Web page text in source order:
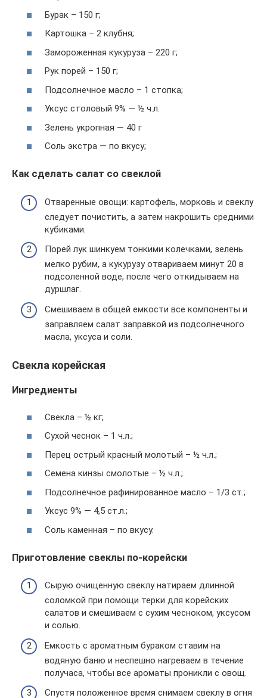
Бурак – 150 г;
Картошка – 2 клубня;
Замороженная кукуруза – 220 г;
Рук порей – 150 г;
Подсолнечное масло – 1 стопка;
Уксус столовый 9% — ½ ч.л.
Зелень укропная — 40 г
Соль экстра — по вкусу;
Как сделать салат со свеклой
Отваренные овощи: картофель, морковь и свеклу
следует почистить, а затем накрошить средними
кубиками.
Порей лук шинкуем тонкими колечками, зелень
мелко рубим, а кукурузу отвариваем минут 20 в
подсоленной воде, после чего откидываем на
дуршлаг.
Смешиваем в общей емкости все компоненты и
заправляем салат заправкой из подсолнечного
масла, уксуса и соли.
Свекла корейская
Ингредиенты
Свекла – ½ кг;
Сухой чеснок – 1 ч.л.;
Перец острый красный молотый – ½ ч.л.;
Семена кинзы смолотые – ½ ч.л.;
Подсолнечное рафинированное масло – 1/3 ст.;
Уксус 9% — 4,5 ст.л.;
Соль каменная – по вкусу.
Приготовление свеклы по-корейски
Сырую очищенную свеклу натираем длинной
соломкой при помощи терки для корейских
салатов и смешиваем с сухим чесноком, уксусом
и солью.
Емкость с ароматным бураком ставим на
водяную баню и неспешно нагреваем в течение
получаса, чтобы все ароматы проникли с овощ.
Спустя положенное время снимаем свеклу в огня